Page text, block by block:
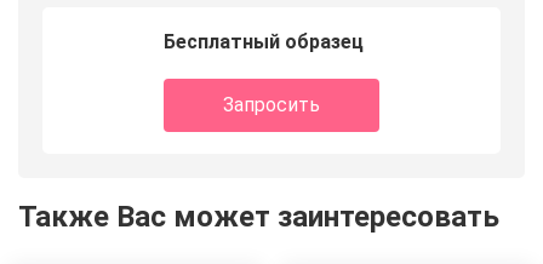
Бесплатный образец
Запросить
Также Вас может заинтересовать